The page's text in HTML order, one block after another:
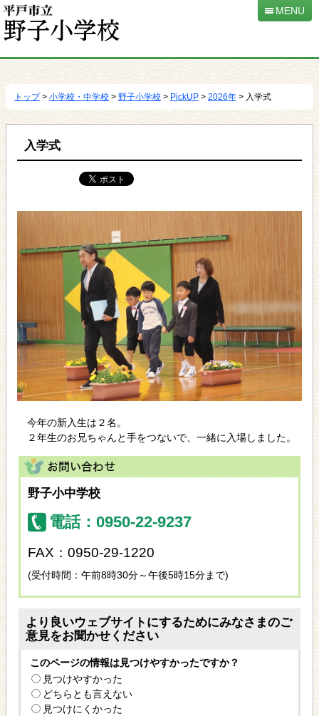
移
MENU
トップ> 小学校・中学校 > 野子小学校 > PickUP > 2026年 > 入学式
入学式
今年の新入生は２名。
２年生のお兄ちゃんと手をつないで、一緒に入場しました。
野子小中学校
電話：0950-22-9237
FAX：0950-29-1220
(受付時間：午前8時30分～午後5時15分まで)
より良いウェブサイトにするためにみなさまのご
意見をお聞かせください
このページの情報は見つけやすかったですか？
見つけやすかった
どちらとも言えない
見つけにくかった